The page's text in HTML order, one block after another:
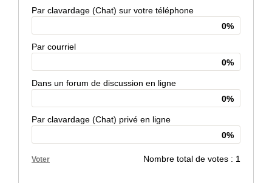
Par clavardage (Chat) sur votre téléphone
0%
Par courriel
0%
Dans un forum de discussion en ligne
0%
Par clavardage (Chat) privé en ligne
0%
Nombre total de votes : 1
Voter